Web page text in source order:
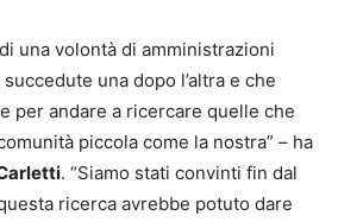
una volontà di amministrazioni
una dopo l’altra e che
per andare a ricercare quelle che
piccola come la nostra” – ha
. “Siamo stati convinti fin dal
ricerca avrebbe potuto dare